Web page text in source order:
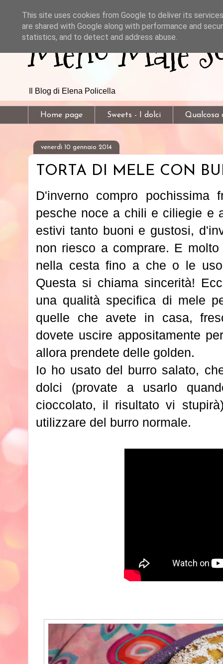
Meno Male
Il Blog di Elena Policella
Home page Sweets - I dolci Qualcosa
venerdì 10 gennaio 2014
TORTA DI MELE CON
D'inverno compro pochissima
pesche noce a chili e ciliegie e
estivi tanto buoni e gustosi,
non riesco a comprare. E
nella cesta fino a che o le
Questa si chiama sincerità!
una qualità specifica di mele
quelle che avete in casa,
dovete uscire appositamente
allora prendete delle golden.
Io ho usato del burro salato,
dolci (provate a usarlo
cioccolato, il risultato vi
utilizzare del burro normale.
This site uses cookies from Google to deliver its
are shared with Google along with performance and
statistics, and to detect and address abuse.